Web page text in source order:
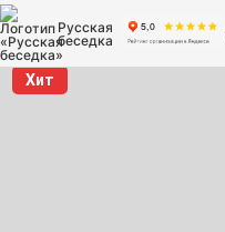
Русская
беседка
Хит